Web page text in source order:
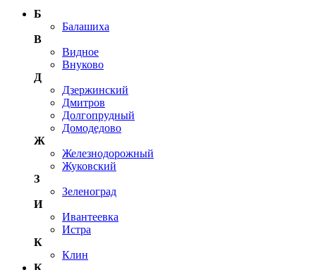
Б
Балашиха
В
Видное
Внуково
Д
Дзержинский
Дмитров
Долгопрудный
Домодедово
Ж
Железнодорожный
Жуковский
З
Зеленоград
И
Ивантеевка
Истра
К
Клин
К